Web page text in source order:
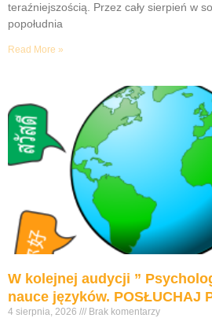
teraźniejszością. Przez cały sierpień w
popołudnia
Read More »
W kolejnej audycji ”
nauce języków. POSŁUCHAJ
4 sierpnia, 2026 Brak komentarzy